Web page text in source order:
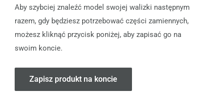
Aby szybciej znaleźć model swojej walizki następnym
razem, gdy będziesz potrzebować części zamiennych,
możesz kliknąć przycisk poniżej, aby zapisać go na
swoim koncie.
Zapisz produkt na koncie